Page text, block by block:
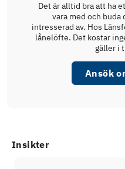
Det är alltid bra att ha
vara med och buda
intresserad av. Hos
lånelöfte. Det kostar
gäller i
Ansök
Insikter